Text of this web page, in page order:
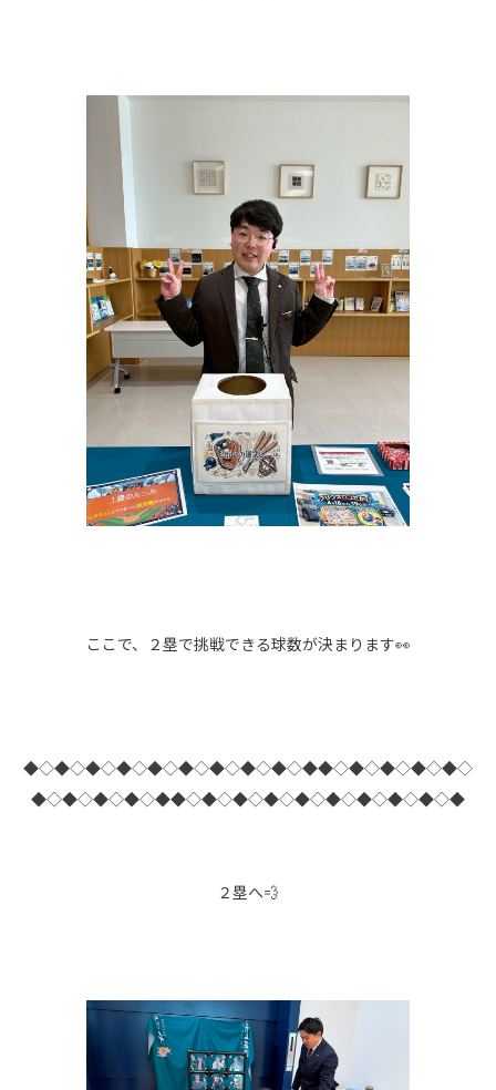
ここで、２塁で挑戦できる球数が決まります👀
◆◇◆◇◆◇◆◇◆◇◆◇◆◇◆◇◆◇◆◆◇◆◇◆◇◆◇◆◇
◆◇◆◇◆◇◆◇◆◆◇◆◇◆◇◆◇◆◇◆◇◆◇◆◇◆◇◆
２塁へ💨